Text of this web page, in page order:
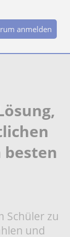
anmelden
Schüler zu
und